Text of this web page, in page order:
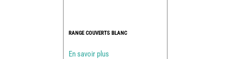
RANGE COUVERTS BLANC
En savoir plus